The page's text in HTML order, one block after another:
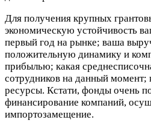
Для получения крупных
экономическую устойчивость
первый год на рынке; ваша
положительную динамику и
прибылью; какая
сотрудников на данный момент;
ресурсы. Кстати, фонды очень
финансирование компаний,
импортозамещение.